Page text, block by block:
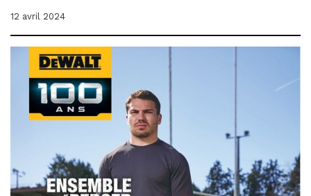
12 avril 2024